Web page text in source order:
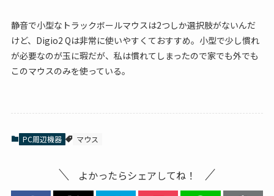
静音で小型なトラックボールマウスは2つしか選択肢がないんだ
けど、Digio2 Qは非常に使いやすくておすすめ。小型で少し慣れ
が必要なのが玉に瑕だが、私は慣れてしまったので家でも外でも
このマウスのみを使っている。
PC周辺機器 マウス
よかったらシェアしてね！